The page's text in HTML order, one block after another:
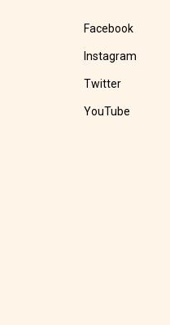
Facebook
Instagram
Twitter
YouTube